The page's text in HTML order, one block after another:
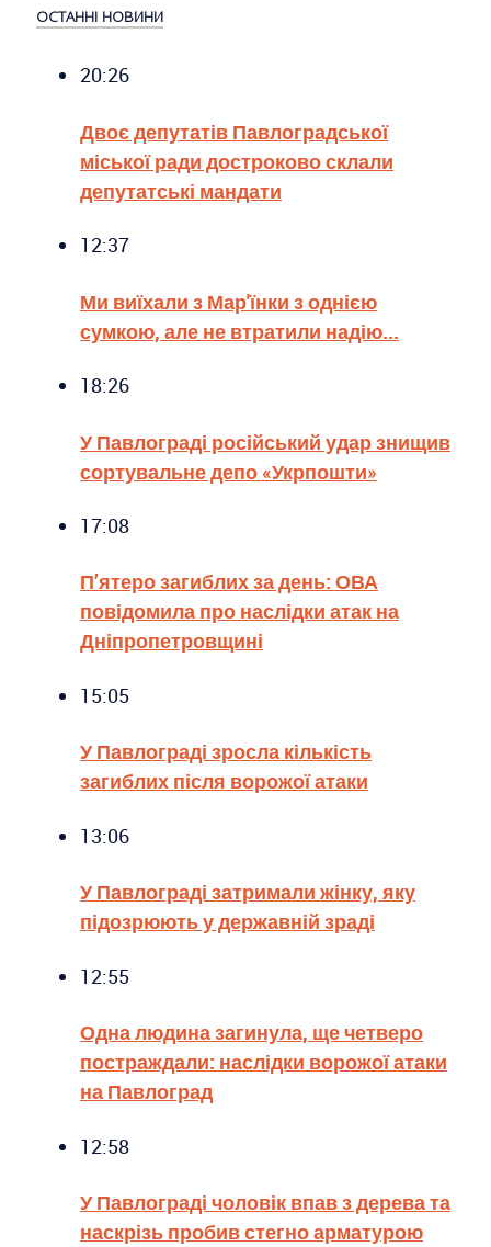
ОСТАННІ НОВИНИ
20:26
Двоє депутатів Павлоградської
міської ради достроково склали
депутатські мандати
12:37
Ми виїхали з Мар'їнки з однією
сумкою, але не втратили надію...
18:26
У Павлограді російський удар знищив
сортувальне депо «Укрпошти»
17:08
П’ятеро загиблих за день: ОВА
повідомила про наслідки атак на
Дніпропетровщині
15:05
У Павлограді зросла кількість
загиблих після ворожої атаки
13:06
У Павлограді затримали жінку, яку
підозрюють у державній зраді
12:55
Одна людина загинула, ще четверо
постраждали: наслідки ворожої атаки
на Павлоград
12:58
У Павлограді чоловік впав з дерева та
наскрізь пробив стегно арматурою